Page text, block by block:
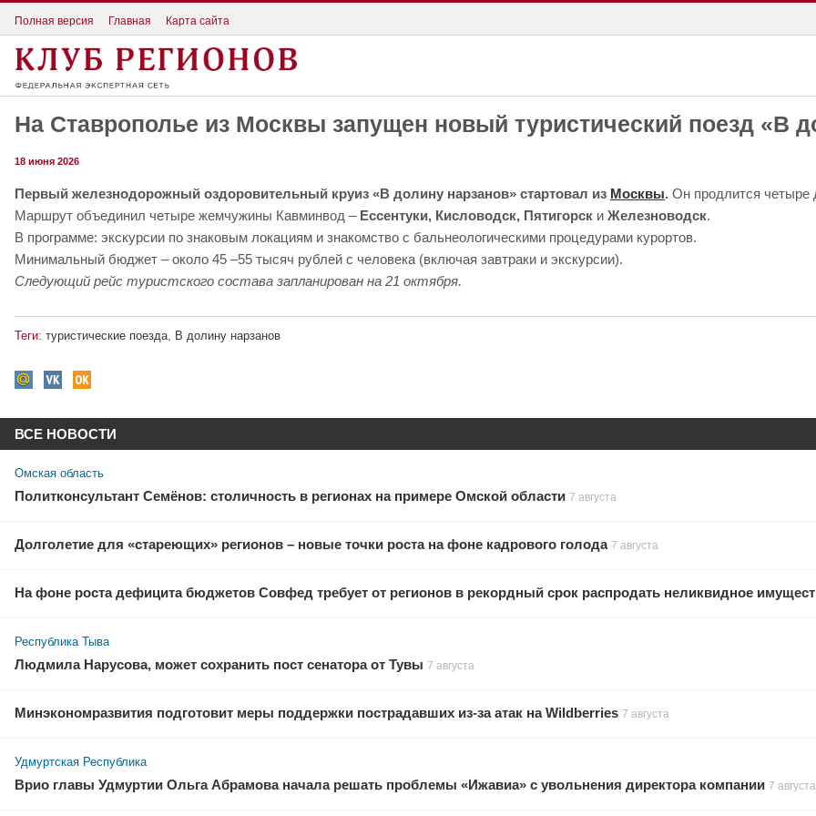
Полная версия Главная Карта сайта
На Ставрополье из Москвы запущен новый туристический поезд «В
18 июня 2026
Первый железнодорожный оздоровительный круиз «В долину нарзанов» стартовал из Москвы. Он продлится четыре
Маршрут объединил четыре жемчужины Кавминвод – Ессентуки, Кисловодск, Пятигорск и Железноводск.
В программе: экскурсии по знаковым локациям и знакомство с бальнеологическими процедурами курортов.
Минимальный бюджет – около 45 –55 тысяч рублей с человека (включая завтраки и экскурсии).
Следующий рейс туристского состава запланирован на 21 октября.
Теги: туристические поезда В долину нарзанов
ВСЕ НОВОСТИ
Омская область
Политконсультант Семёнов: столичность в регионах на примере Омской области 7 августа
Долголетие для «стареющих» регионов – новые точки роста на фоне кадрового голода 7 августа
На фоне роста дефицита бюджетов Совфед требует от регионов в рекордный срок распродать неликвидное
Республика Тыва
Людмила Нарусова, может сохранить пост сенатора от Тувы 7 августа
Минэкономразвития подготовит меры поддержки пострадавших из-за атак на Wildberries 7 августа
Удмуртская Республика
Врио главы Удмуртии Ольга Абрамова начала решать проблемы «Ижавиа» с увольнения директора компании 7 августа